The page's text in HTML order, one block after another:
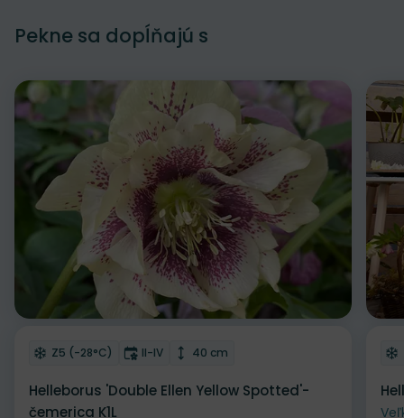
Pekne sa dopĺňajú s
Odober do zoznamu želaní
Mrazuvzdornosť
Z5 (-28°C) Doba kvitnutia
II-IV Výška rastliny
40 cm
Helleborus 'Double Ellen Yellow Spotted'-
čemerica K1L